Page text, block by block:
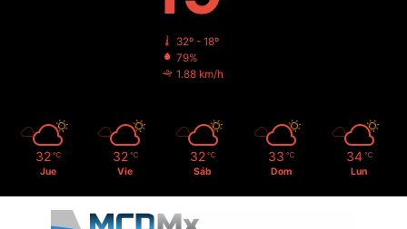
32º - 18º
79%
1.88 km/h
32 ℃
Jue
32 ℃
Vie
32 ℃
Sáb
33 ℃
Dom
34 ℃
Lun